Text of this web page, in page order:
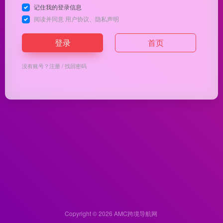
记住我的登录信息
阅读并同意 用户协议 隐私声明
登录 首页
没有账号？注册/找回密码
Copyright © 2026 AMC跨境导航网